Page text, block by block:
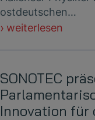
ostdeutschen…
weiterlesen
SONOTEC
Innovation für